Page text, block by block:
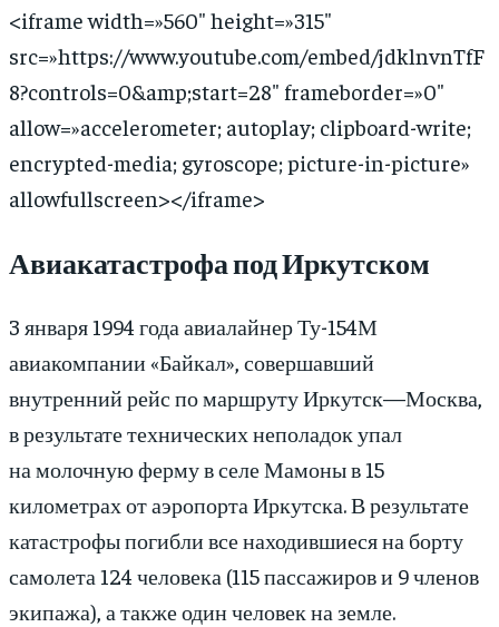
<iframe width=»560″ height=»315″
src=»https://www.youtube.com/embed/jdklnvnTfF
8?controls=0&amp;start=28″ frameborder=»0″
allow=»accelerometer; autoplay; clipboard-write;
encrypted-media; gyroscope; picture-in-picture»
allowfullscreen></iframe>
Авиакатастрофа под Иркутском
3 января 1994 года авиалайнер Ту-154М
авиакомпании «Байкал», совершавший
внутренний рейс по маршруту Иркутск—Москва,
в результате технических неполадок упал
на молочную ферму в селе Мамоны в 15
километрах от аэропорта Иркутска. В результате
катастрофы погибли все находившиеся на борту
самолета 124 человека (115 пассажиров и 9 членов
экипажа), а также один человек на земле.